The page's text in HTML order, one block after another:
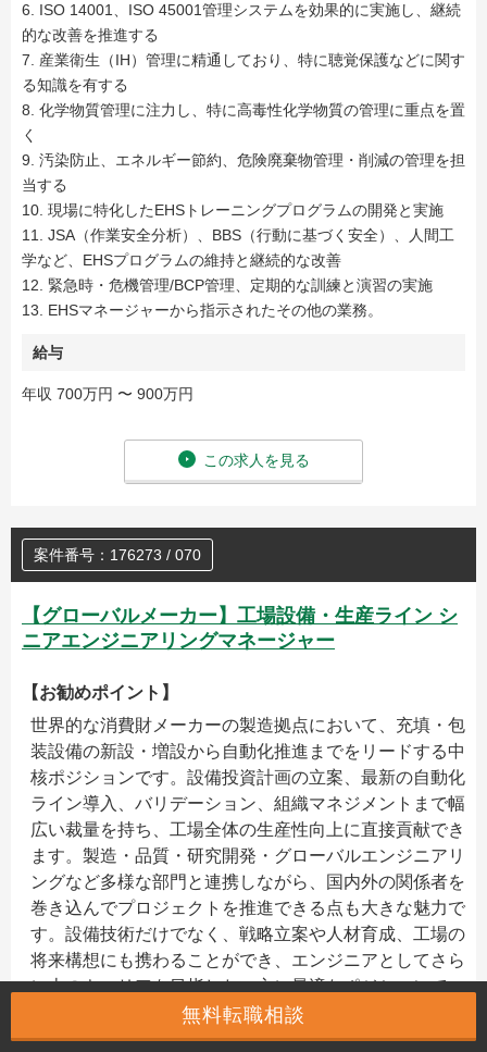
6. ISO 14001、ISO 45001管理システムを効果的に実施し、継続
的な改善を推進する
7. 産業衛生（IH）管理に精通しており、特に聴覚保護などに関す
る知識を有する
8. 化学物質管理に注力し、特に高毒性化学物質の管理に重点を置
く
9. 汚染防止、エネルギー節約、危険廃棄物管理・削減の管理を担
当する
10. 現場に特化したEHSトレーニングプログラムの開発と実施
11. JSA（作業安全分析）、BBS（行動に基づく安全）、人間工
学など、EHSプログラムの維持と継続的な改善
12. 緊急時・危機管理/BCP管理、定期的な訓練と演習の実施
13. EHSマネージャーから指示されたその他の業務。
給与
年収 700万円 〜 900万円
この求人を見る
案件番号：176273 / 070
【グローバルメーカー】工場設備・生産ライン シ
ニアエンジニアリングマネージャー
【お勧めポイント】
世界的な消費財メーカーの製造拠点において、充填・包
装設備の新設・増設から自動化推進までをリードする中
核ポジションです。設備投資計画の立案、最新の自動化
ライン導入、バリデーション、組織マネジメントまで幅
広い裁量を持ち、工場全体の生産性向上に直接貢献でき
ます。製造・品質・研究開発・グローバルエンジニアリ
ングなど多様な部門と連携しながら、国内外の関係者を
巻き込んでプロジェクトを推進できる点も大きな魅力で
す。設備技術だけでなく、戦略立案や人材育成、工場の
将来構想にも携わることができ、エンジニアとしてさら
に上のキャリアを目指したい方に最適なポジションで
無料転職相談